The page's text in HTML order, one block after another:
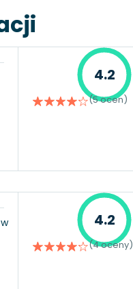
4.2
(5 ocen)
4.2
(4 oceny)